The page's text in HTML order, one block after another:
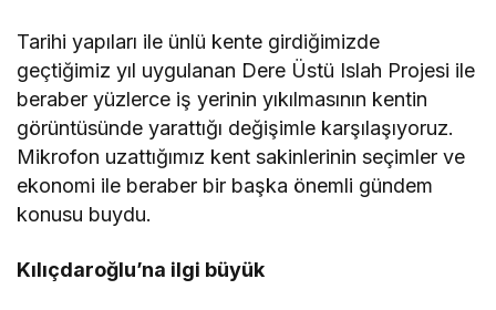
Tarihi yapıları ile ünlü kente girdiğimizde
geçtiğimiz yıl uygulanan Dere Üstü Islah Projesi ile
beraber yüzlerce iş yerinin yıkılmasının kentin
görüntüsünde yarattığı değişimle karşılaşıyoruz.
Mikrofon uzattığımız kent sakinlerinin seçimler ve
ekonomi ile beraber bir başka önemli gündem
konusu buydu.
Kılıçdaroğlu’na ilgi büyük